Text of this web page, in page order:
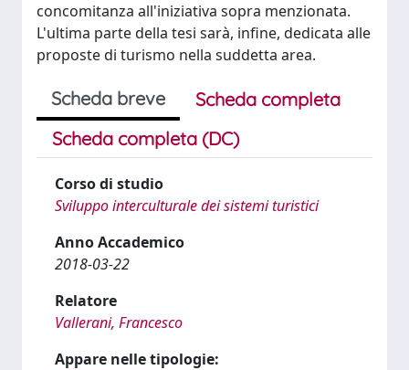
concomitanza all'iniziativa sopra menzionata.
L'ultima parte della tesi sarà, infine, dedicata alle
proposte di turismo nella suddetta area.
Scheda breve
Scheda completa
Scheda completa (DC)
Corso di studio
Sviluppo interculturale dei sistemi turistici
Anno Accademico
2018-03-22
Relatore
Vallerani, Francesco
Appare nelle tipologie: